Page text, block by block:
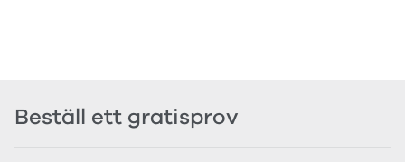
Beställ ett gratisprov